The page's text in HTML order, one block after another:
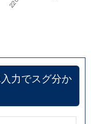
力でスグ分か